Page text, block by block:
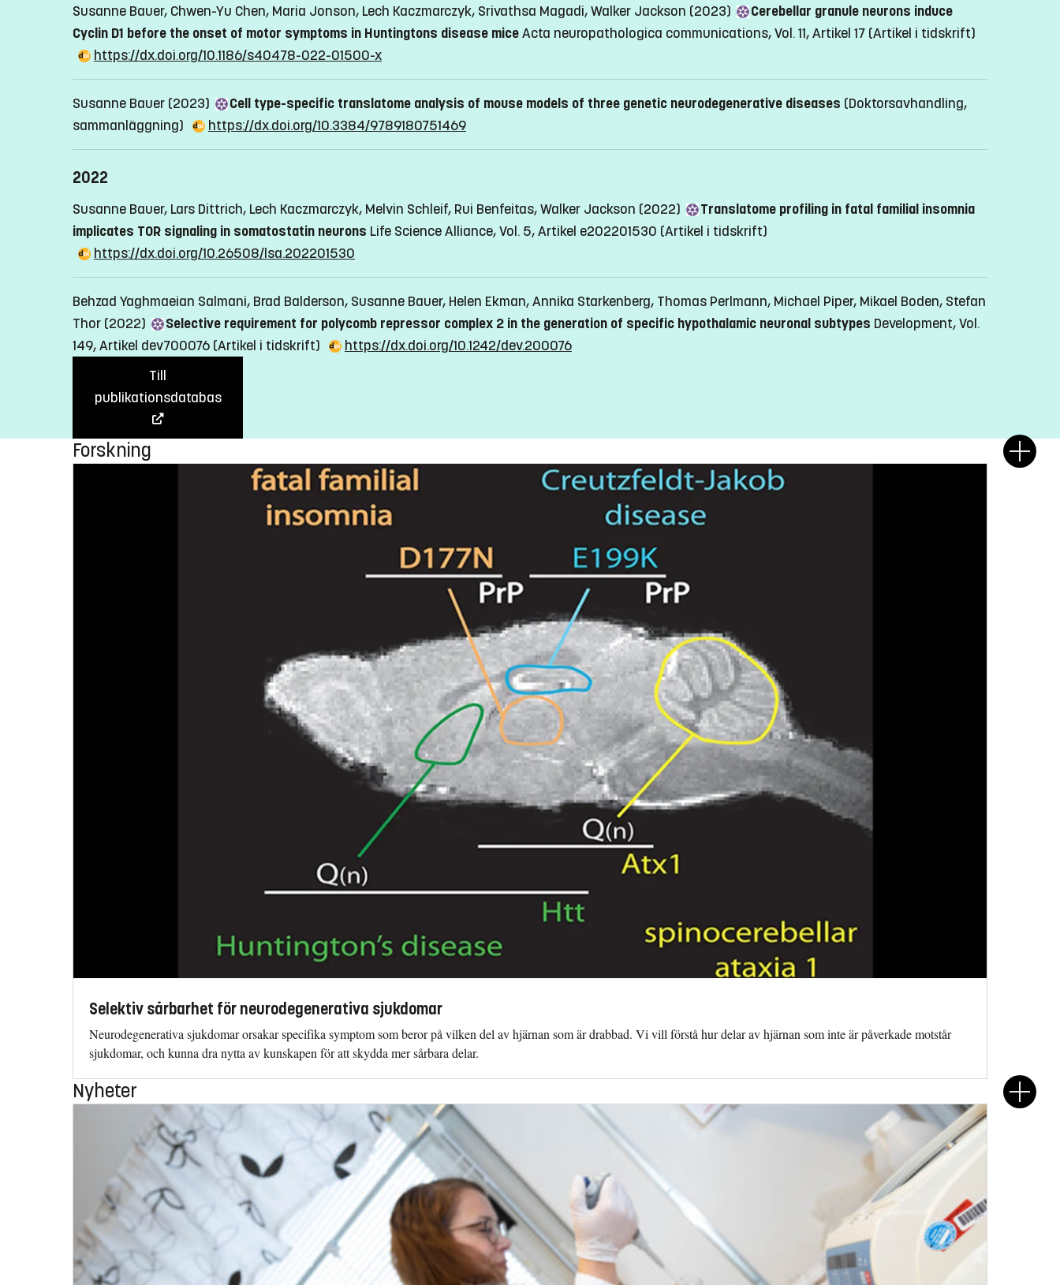
Susanne Bauer, Chwen-Yu Chen, Maria Jonson, Lech Kaczmarczyk, Srivathsa Magadi, Walker Jackson (2023)
Cerebellar granule neurons induce
Cyclin D1 before the onset of motor symptoms in Huntingtons disease miceActa neuropathologica communications, Vol. 11, Artikel 17 (Artikel i tidskrift)
https://dx.doi.org/10.1186/s40478-022-01500-x
Susanne Bauer (2023) Cell type-specific translatome analysis of mouse models of three genetic neurodegenerative diseases (Doktorsavhandling,
sammanläggning)
https://dx.doi.org/10.3384/9789180751469
2022
Susanne Bauer, Lars Dittrich, Lech Kaczmarczyk, Melvin Schleif, Rui Benfeitas, Walker Jackson (2022)
Translatome profiling in fatal familial insomnia
implicates TOR signaling in somatostatin neurons Life Science Alliance, Vol. 5, Artikel e202201530 (Artikel i tidskrift)
https://dx.doi.org/10.26508/lsa.202201530
Behzad Yaghmaeian Salmani, Brad Balderson, Susanne Bauer, Helen Ekman, Annika Starkenberg, Thomas Perlmann, Michael Piper, Mikael Boden, Stefan
Thor (2022)
Selective requirement for polycomb repressor complex 2 in the generation of specific hypothalamic neuronal subtypes Development, Vol.
149, Artikel dev700076 (Artikel i tidskrift)
https://dx.doi.org/10.1242/dev.200076
Till
publikationsdatabas
Forskning
Selektiv sårbarhet för neurodegenerativa sjukdomar
Neurodegenerativa sjukdomar orsakar specifika symptom som beror på vilken del av hjärnan som är drabbad. Vi vill förstå hur delar av hjärnan som inte är påverkade motstår
sjukdomar, och kunna dra nytta av kunskapen för att skydda mer sårbara delar.
Nyheter